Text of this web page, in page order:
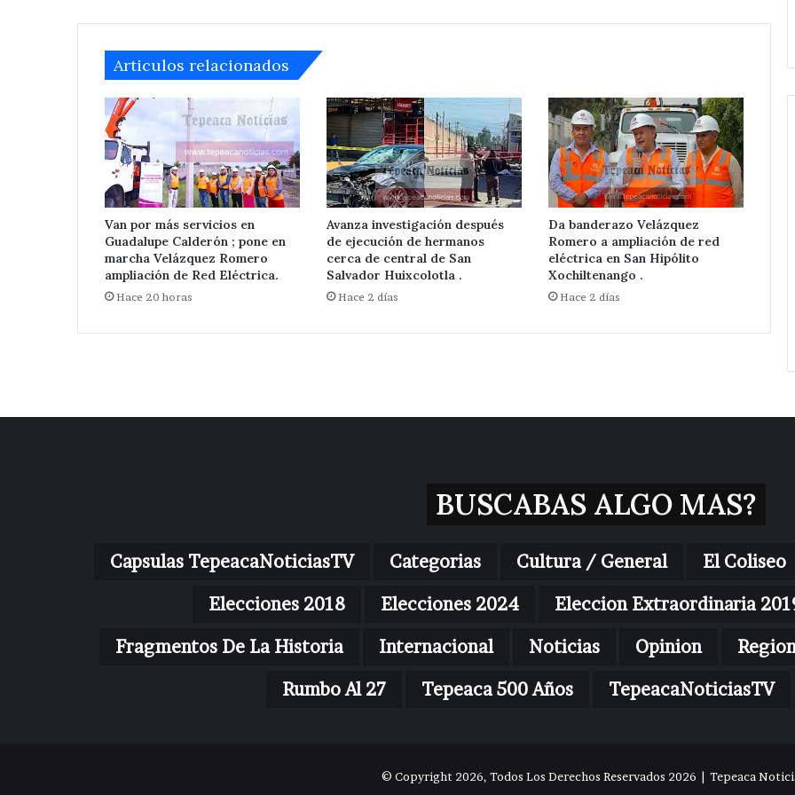
Articulos relacionados
Van por más servicios en
Guadalupe Calderón ; pone en
marcha Velázquez Romero
ampliación de Red Eléctrica.
Hace 20 horas
Avanza investigación después
de ejecución de hermanos
cerca de central de San
Salvador Huixcolotla .
Hace 2 días
Da banderazo Velázquez
Romero a ampliación de red
eléctrica en San Hipólito
Xochiltenango .
Hace 2 días
Zoyapetlayoca
Zoyapetlayoca .
en
ampliación
de
Eléctrica.
ampliación de Red Eléctrica.
BUSCABAS ALGO MAS?
Capsulas TepeacaNoticiasTV Categorias Cultura / General El Coliseo
Elecciones 2018
Elecciones 2024 Eleccion Extraordinaria
Fragmentos De La Historia
Internacional Noticias Opinion
Rumbo Al 27
Tepeaca 500 Años TepeacaNoticiasTV
© Copyright 2026, Todos Los Derechos Reservados 2026 | Tepeaca